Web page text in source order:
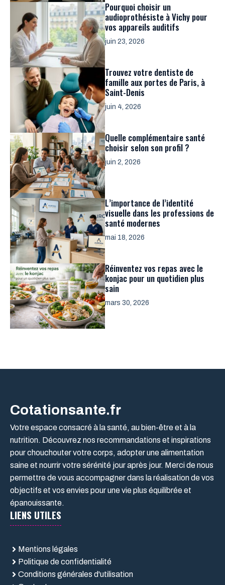
Pourquoi choisir un
audioprothésiste à Vichy pour
vos appareils auditifs
juin 23, 2026
Trouvez votre dentiste de
famille aux portes de Paris, à
Saint-Denis
juin 4, 2026
Quelle complémentaire santé
choisir selon son profil ?
juin 2, 2026
L’importance de l’identité
visuelle dans les professions de
santé modernes
mai 18, 2026
Réinventez vos repas avec le
konjac pour un quotidien plus
sain
mars 30, 2026
Cotationsante.fr
Votre espace consacré à la santé, au bien-être et à la
nutrition. Découvrez nos recommandations et inspirations
pour chouchouter votre corps, adopter une alimentation
saine et nourrir votre sérénité jour après jour. Merci de nous
permettre de vous accompagner dans la réalisation de vos
objectifs et vos envies pour une vie plus équilibrée et
épanouissante.
LIENS UTILES
Mentions légales
Politique de confidentialité
Conditions générales d'utilisation